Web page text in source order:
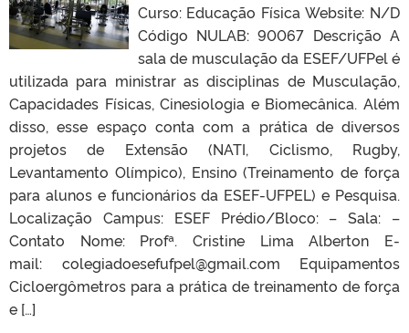
Curso: Educação Física Website: N/D
Código NULAB: 90067 Descrição A
sala de musculação da ESEF/UFPel é
utilizada para ministrar as disciplinas de Musculação,
Capacidades Físicas, Cinesiologia e Biomecânica. Além
disso, esse espaço conta com a prática de diversos
projetos de Extensão (NATI, Ciclismo, Rugby,
Levantamento Olímpico), Ensino (Treinamento de força
para alunos e funcionários da ESEF-UFPEL) e Pesquisa.
Localização Campus: ESEF Prédio/Bloco: – Sala: –
Contato Nome: Profª. Cristine Lima Alberton E-
mail: colegiadoesefufpel@gmail.com Equipamentos
Cicloergômetros para a prática de treinamento de força
e […]